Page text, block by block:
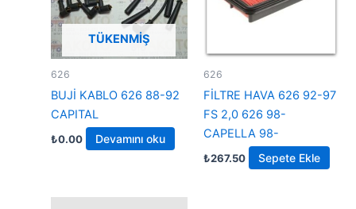
TÜKENMIŞ
626
BUJİ KABLO 626 88-92
CAPITAL
₺0.00 Devamını oku
626
FİLTRE HAVA 626 92-97
FS 2,0 626 98-
CAPELLA 98-
₺267.50 Sepete Ekle